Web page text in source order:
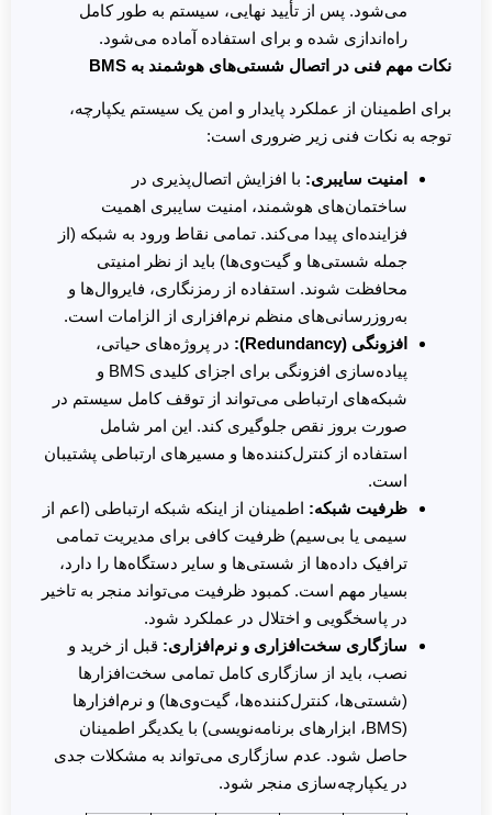
می‌شود. پس از تأیید نهایی، سیستم به طور کامل
راه‌اندازی شده و برای استفاده آماده می‌شود.
نکات مهم فنی در اتصال شستی‌های هوشمند به BMS
برای اطمینان از عملکرد پایدار و امن یک سیستم یکپارچه،
توجه به نکات فنی زیر ضروری است:
امنیت سایبری: با افزایش اتصال‌پذیری در
ساختمان‌های هوشمند، امنیت سایبری اهمیت
فزاینده‌ای پیدا می‌کند. تمامی نقاط ورود به شبکه (از
جمله شستی‌ها و گیت‌وی‌ها) باید از نظر امنیتی
محافظت شوند. استفاده از رمزنگاری، فایروال‌ها و
به‌روزرسانی‌های منظم نرم‌افزاری از الزامات است.
افزونگی (Redundancy):
در پروژه‌های حیاتی،
پیاده‌سازی افزونگی برای اجزای کلیدی BMS و
شبکه‌های ارتباطی می‌تواند از توقف کامل سیستم در
صورت بروز نقص جلوگیری کند. این امر شامل
استفاده از کنترل‌کننده‌ها و مسیرهای ارتباطی پشتیبان
است.
ظرفیت شبکه: اطمینان از اینکه شبکه ارتباطی (اعم از
سیمی یا بی‌سیم) ظرفیت کافی برای مدیریت تمامی
ترافیک داده‌ها از شستی‌ها و سایر دستگاه‌ها را دارد،
بسیار مهم است. کمبود ظرفیت می‌تواند منجر به تاخیر
در پاسخگویی و اختلال در عملکرد شود.
سازگاری سخت‌افزاری و نرم‌افزاری: قبل از خرید و
نصب، باید از سازگاری کامل تمامی سخت‌افزارها
(شستی‌ها، کنترل‌کننده‌ها، گیت‌وی‌ها) و نرم‌افزارها
(BMS، ابزارهای برنامه‌نویسی) با یکدیگر اطمینان
حاصل شود. عدم سازگاری می‌تواند به مشکلات جدی
در یکپارچه‌سازی منجر شود.